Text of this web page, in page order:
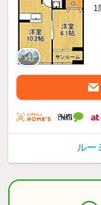
1
ルー